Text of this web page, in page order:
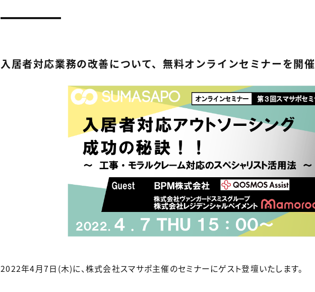
入居者対応業務の改善について、無料オンラインセミナーを開催
2022年4月7日(木)に、株式会社スマサポ主催のセミナーにゲスト登壇いたします。